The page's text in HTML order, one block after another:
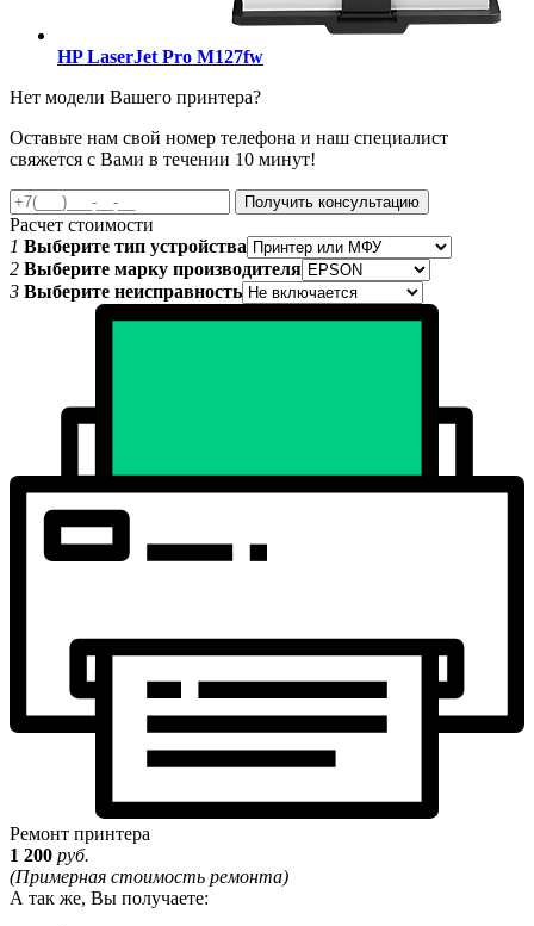
HP LaserJet Pro M127fw
Нет модели Вашего принтера?
Оставьте нам свой номер телефона и наш специалист
свяжется с Вами в течении 10 минут!
Получить консультацию
Расчет стоимости
1 Выберите тип устройства
2 Выберите марку производителя
3 Выберите неисправность
Ремонт принтера
1 200 руб.
(Примерная стоимость ремонта)
А так же, Вы получаете: